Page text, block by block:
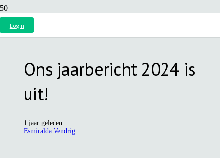
Login
Ons jaarbericht 2024 is
uit!
1 jaar geleden
Esmiralda Vendrig